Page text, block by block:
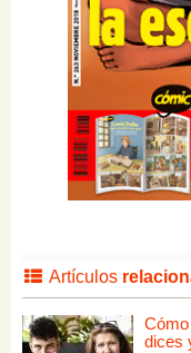
Artículos
dices